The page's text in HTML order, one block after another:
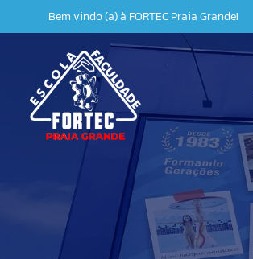
Bem vindo (a) à FORTEC Praia Grande!
Ensino Básico
Educação Infantil
Ensino Fundamental I
Educação Infantil
Ensino Fundamental I
Ensino Fundamental II
Ensino Médio